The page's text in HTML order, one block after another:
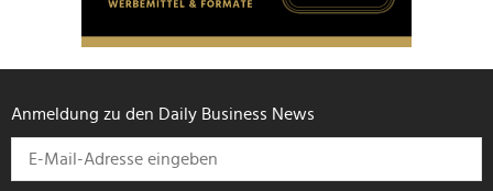
Anmeldung zu den Daily Business News